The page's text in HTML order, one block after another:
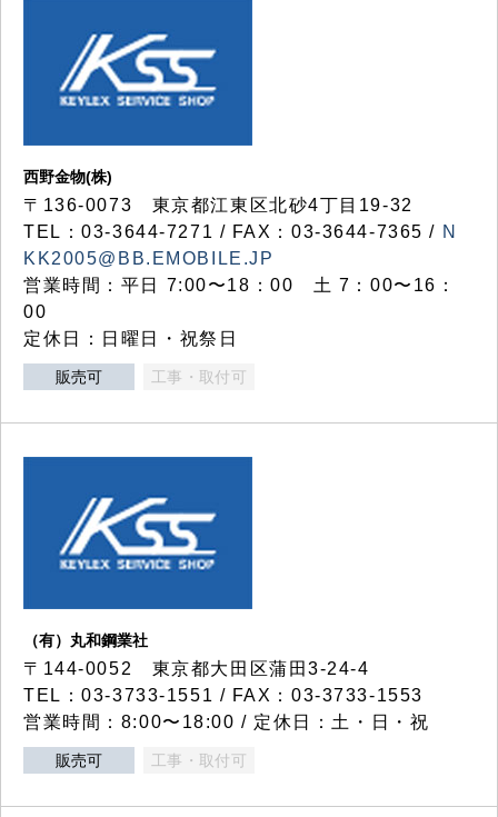
西野金物(株)
〒136-0073 東京都江東区北砂4丁目19-32
TEL：03‐3644‐7271 / FAX：03-3644-7365 / N
KK2005@BB.EMOBILE.JP
営業時間：平日 7:00〜18：00 土 7：00〜16：
00
定休日：日曜日・祝祭日
販売可 工事・取付可
（有）丸和鋼業社
〒144-0052 東京都大田区蒲田3-24-4
TEL：03-3733-1551 / FAX：03-3733-1553
営業時間：8:00〜18:00 / 定休日：土・日・祝
販売可 工事・取付可